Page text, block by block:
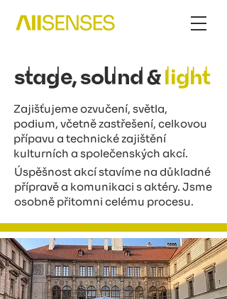
stage, sound &light
Zajišťujeme ozvučení, světla,
podium, včetně zastřešení, celkovou
přípavu a technické zajištění
kulturních a společenských akcí.
Úspěšnost akcí stavíme na důkladné
přípravě a komunikaci s aktéry. Jsme
osobně přitomni celému procesu.